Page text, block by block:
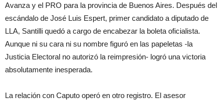
Avanza y el PRO para la provincia de Buenos Aires. Después del
escándalo de José Luis Espert, primer candidato a diputado de
LLA, Santilli quedó a cargo de encabezar la boleta oficialista.
Aunque ni su cara ni su nombre figuró en las papeletas -la
Justicia Electoral no autorizó la reimpresión- logró una victoria
absolutamente inesperada.
La relación con Caputo operó en otro registro. El asesor